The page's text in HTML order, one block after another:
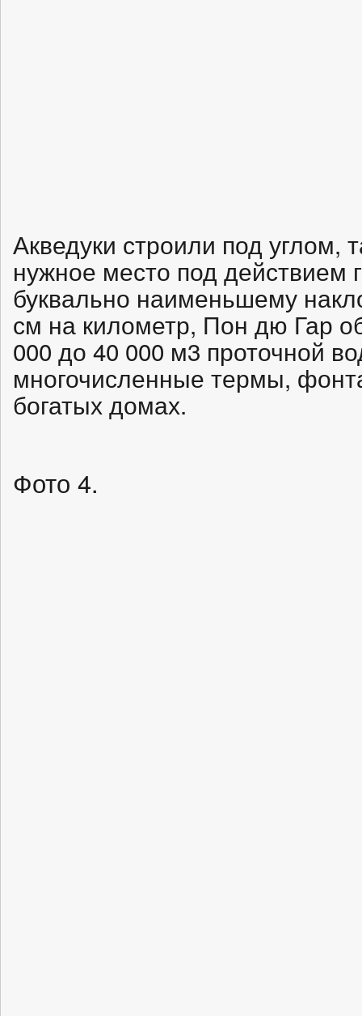
Акведуки строили под углом,
нужное место под действием
буквально наименьшему
см на километр, Пон дю Гар
000 до 40 000 м3 проточной
многочисленные термы,
богатых домах.
Фото 4.